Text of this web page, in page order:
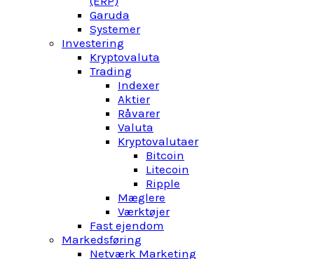
Garuda
Systemer
Investering
Kryptovaluta
Trading
Indexer
Aktier
Råvarer
Valuta
Kryptovalutaer
Bitcoin
Litecoin
Ripple
Mæglere
Værktøjer
Fast ejendom
Markedsføring
Netværk Marketing